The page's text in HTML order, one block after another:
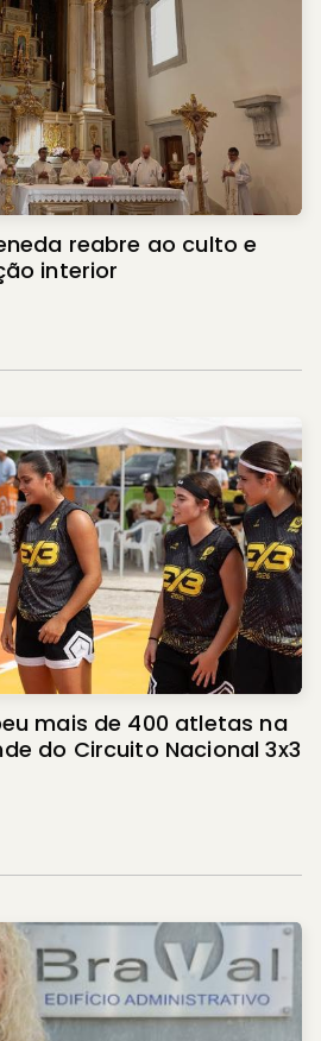
reabre ao culto e
interior
mais de 400 atletas na
do Circuito Nacional 3x3